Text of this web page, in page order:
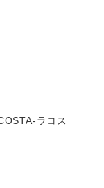
ラコス